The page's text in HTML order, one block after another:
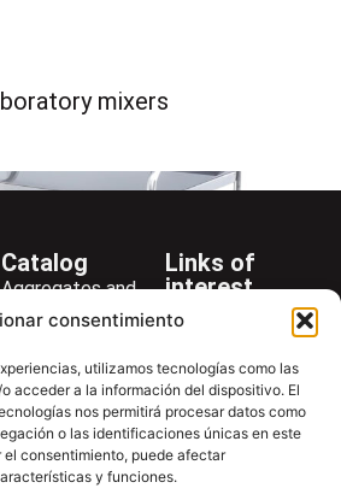
consentimiento
utilizamos tecnologías como las
acceder a la información del dispositivo. El
nos permitirá procesar datos como
o las identificaciones únicas en este
consentimiento, puede afectar
y funciones.
mixers
Catalog
Aggregates and
Rocks
Asphalt
Cements
Concrete
Soils
Links of
interest
Company
News
Newsletter
Download
Contac